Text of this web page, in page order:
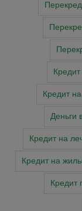
Кредит
Деньги
Кредит на
Кредит на
Кредит